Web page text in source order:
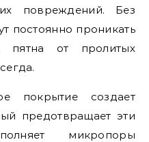
повреждений. Без
постоянно проникать
от пролитых
покрытие создает
предотвращает эти
микропоры